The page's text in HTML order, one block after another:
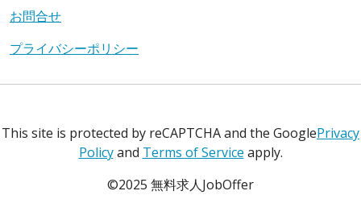
お問合せ
プライバシーポリシー
This site is protected by reCAPTCHA and the GooglePrivacy
Policyand Terms of Service apply.
©2025 無料求人JobOffer